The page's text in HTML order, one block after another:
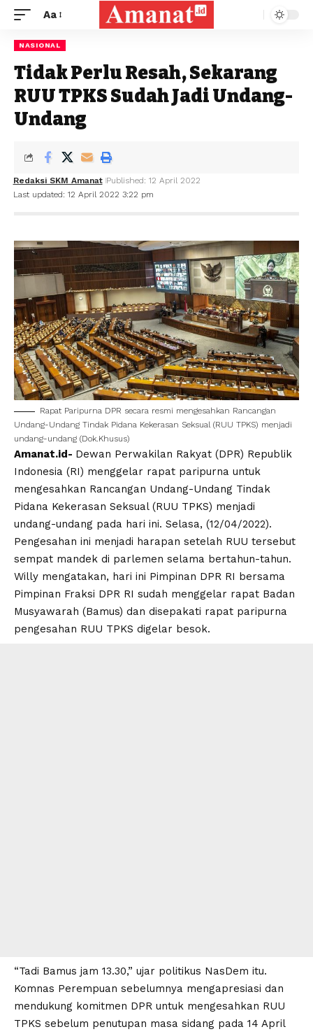
Aa
NASIONAL
Tidak Perlu Resah, Sekarang
RUU TPKS Sudah Jadi Undang-
Undang
Last updated: 12 April 2022 3:22 pm
Redaksi SKM Amanat Published: 12 April 2022
Rapat Paripurna DPR secara resmi mengesahkan Rancangan
Undang-Undang Tindak Pidana Kekerasan Seksual (RUU TPKS) menjadi
undang-undang (Dok.Khusus)
Amanat.id- Dewan Perwakilan Rakyat (DPR) Republik
Indonesia (RI) menggelar rapat paripurna untuk
mengesahkan Rancangan Undang-Undang Tindak
Pidana Kekerasan Seksual(RUU TPKS) menjadi
undang-undang pada hari ini. Selasa, (12/04/2022).
Pengesahan ini menjadi harapan setelah RUU tersebut
sempat mandek di parlemen selama bertahun-tahun.
Willy mengatakan, hari ini Pimpinan DPR RI bersama
Pimpinan Fraksi DPR RI sudah menggelar rapat Badan
Musyawarah (Bamus) dan disepakati rapat paripurna
pengesahan RUU TPKS digelar besok.
“Tadi Bamus jam 13.30,” ujar politikus NasDem itu.
Komnas Perempuan sebelumnya mengapresiasi dan
mendukung komitmen DPR untuk mengesahkan RUU
TPKS sebelum penutupan masa sidang pada 14 April